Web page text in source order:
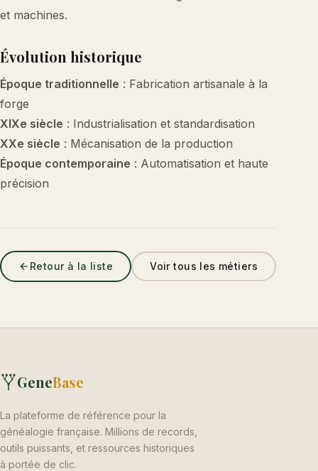
et machines.
Évolution historique
Époque traditionnelle : Fabrication artisanale à la
forge
XIXe siècle : Industrialisation et standardisation
XXe siècle : Mécanisation de la production
Époque contemporaine : Automatisation et haute
précision
Retour à la liste Voir tous les métiers
GeneBase
La plateforme de référence pour la
généalogie française. Millions de records,
outils puissants, et ressources historiques
à portée de clic.